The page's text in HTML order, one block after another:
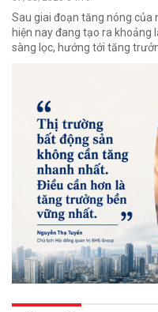
Sau giai đoạn tăng nóng
hiện nay đang tạo ra khoảng
sàng lọc, hướng tới tăng